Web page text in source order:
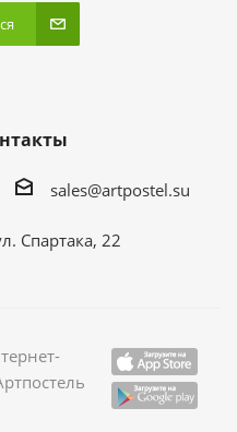
sales@artpostel.su
Спартака, 22